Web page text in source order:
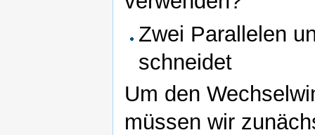
Zwei Parallelen
schneidet
Um den
müssen wir